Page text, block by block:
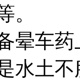
。
晕车
水土